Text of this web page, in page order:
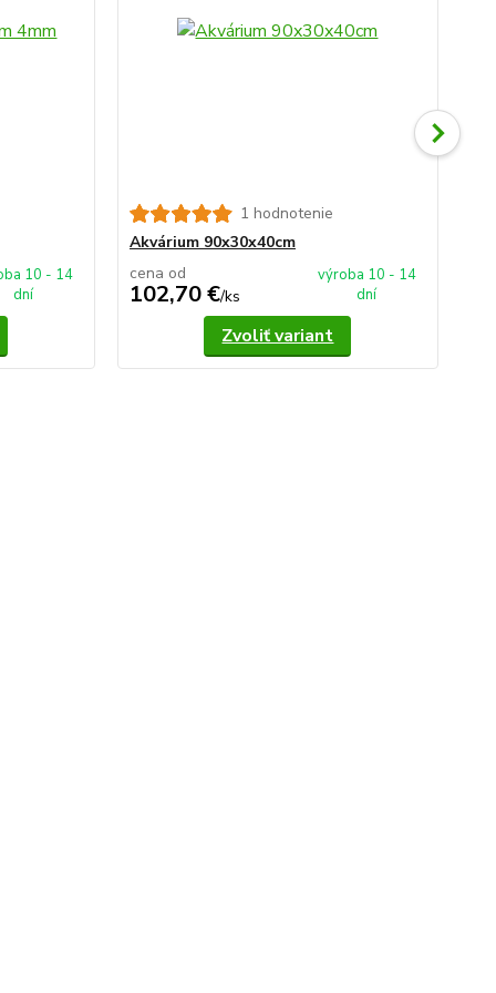
10 - 14
dní
1 hodnotenie
Akvárium 90x30x40cm
cena od
102,70 €/ks
výroba 10 - 14
dní
Zvoliť variant